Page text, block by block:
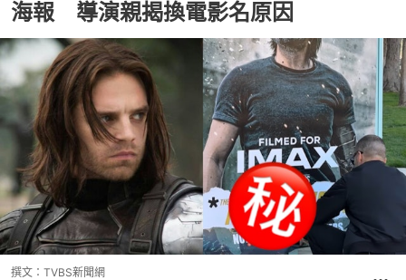
海報 導演親揭換電影名原因
撰文： TVBS新聞網